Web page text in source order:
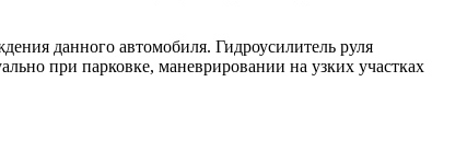
данного автомобиля. Гидроусилитель руля
при парковке, маневрировании на узких участках